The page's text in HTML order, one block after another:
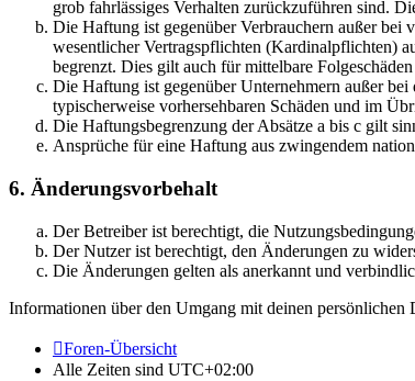
grob fahrlässiges Verhalten zurückzuführen sind.
Die Haftung ist gegenüber Verbrauchern außer bei
wesentlicher Vertragspflichten (Kardinalpflichten)
begrenzt. Dies gilt auch für mittelbare
Die Haftung ist gegenüber Unternehmern außer
typischerweise vorhersehbaren Schäden und im
Die Haftungsbegrenzung der Absätze a bis c gilt
Ansprüche für eine Haftung aus zwingendem
6. Änderungsvorbehalt
Der Betreiber ist berechtigt, die
Der Nutzer ist berechtigt, den Änderungen zu
Die Änderungen gelten als anerkannt und
Informationen über den Umgang mit deinen persönlichen
Foren-Übersicht
Alle Zeiten sind UTC+02:00